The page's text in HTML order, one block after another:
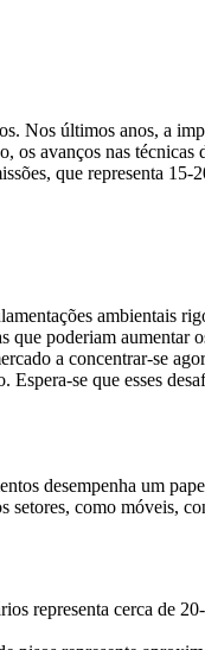
Nos últimos anos, a
avanços nas técnicas
que representa
ambientais
que poderiam aumentar
a concentrar-se
Espera-se que esses
desempenha um
como móveis,
representa cerca de